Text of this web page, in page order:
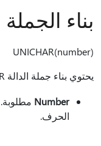
بناء الجملة
UNICHAR(number)‎
يحتوي بناء جملة الدالة UNICHAR على الوسيطات التالية.
Number
الحرف.